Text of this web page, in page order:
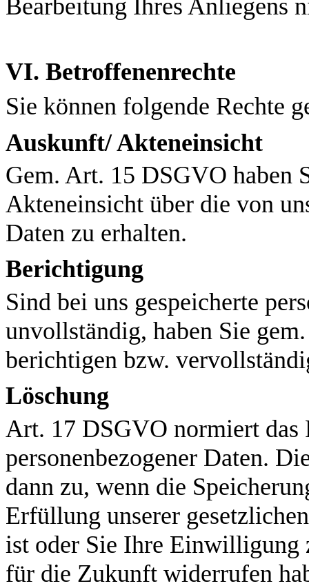
Bearbeitung Ihres Anliegens
VI. Betroffenenrechte
Sie können folgende Rechte
Auskunft/ Akteneinsicht
Gem. Art. 15 DSGVO haben
Akteneinsicht über die von
Daten zu erhalten.
Berichtigung
Sind bei uns gespeicherte
unvollständig, haben Sie
berichtigen bzw.
Löschung
Art. 17 DSGVO normiert das
personenbezogener Daten.
dann zu, wenn die
Erfüllung unserer
ist oder Sie Ihre Einwilligung
für die Zukunft widerrufen